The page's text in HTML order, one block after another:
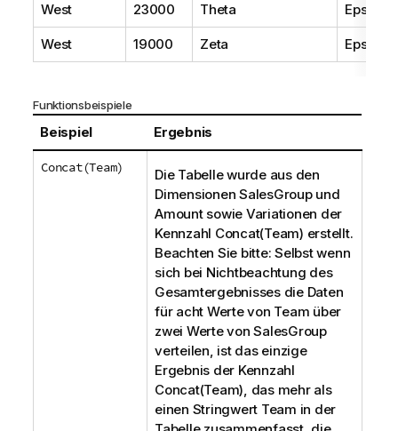
West 23000 Theta
West 19000 Zeta
Funktionsbeispiele
Beispiel Ergebnis
Concat(Team)
Die Tabelle wurde aus den
Dimensionen SalesGroupund
Amountsowie Variationen der
Kennzahl Concat(Team) erstellt.
Beachten Sie bitte: Selbst wenn
sich bei Nichtbeachtung des
Gesamtergebnisses die Daten
für acht Werte von Team über
zwei Werte vonSalesGroup
verteilen, ist das einzige
Ergebnis der Kennzahl
Concat(Team), das mehr als
einen Stringwert Team in der